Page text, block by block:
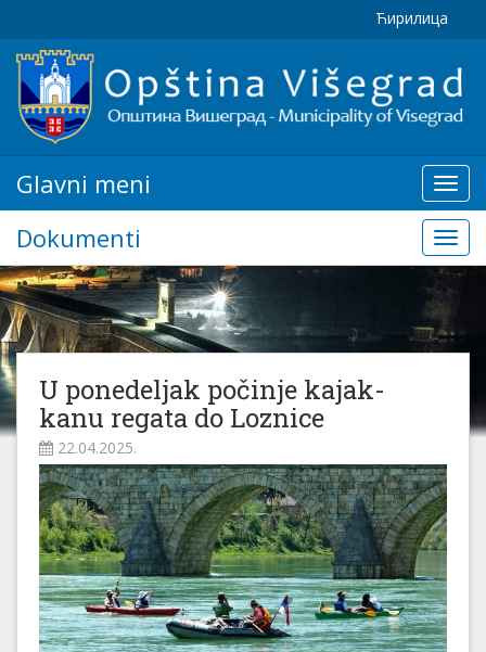
Ћирилица
Glavni
meni
Glavni meni
Dokumenti
U ponedeljak počinje kajak-
kanu regata do Loznice
22.04.2025.